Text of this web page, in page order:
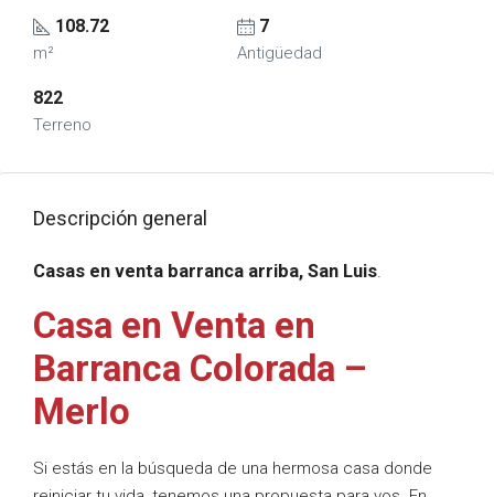
108.72
m²
7
Antigüedad
822
Terreno
Descripción general
Casas en venta barranca arriba, San Luis.
Casa en Venta en
Barranca Colorada –
Merlo
Si estás en la búsqueda de una hermosa casa donde